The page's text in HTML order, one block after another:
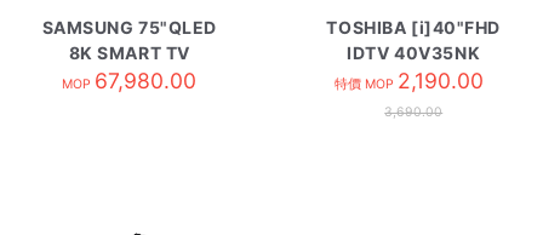
SAMSUNG 75"QLED
8K SMART TV
QA75QN800DJXZK
MOP 67,980.00
TOSHIBA [i]40"FHD
IDTV 40V35NK
特價 MOP 2,190.00
3,690.00